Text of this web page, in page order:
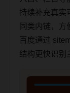
持续补充真实
同类内链，
百度通过
结构更快识别